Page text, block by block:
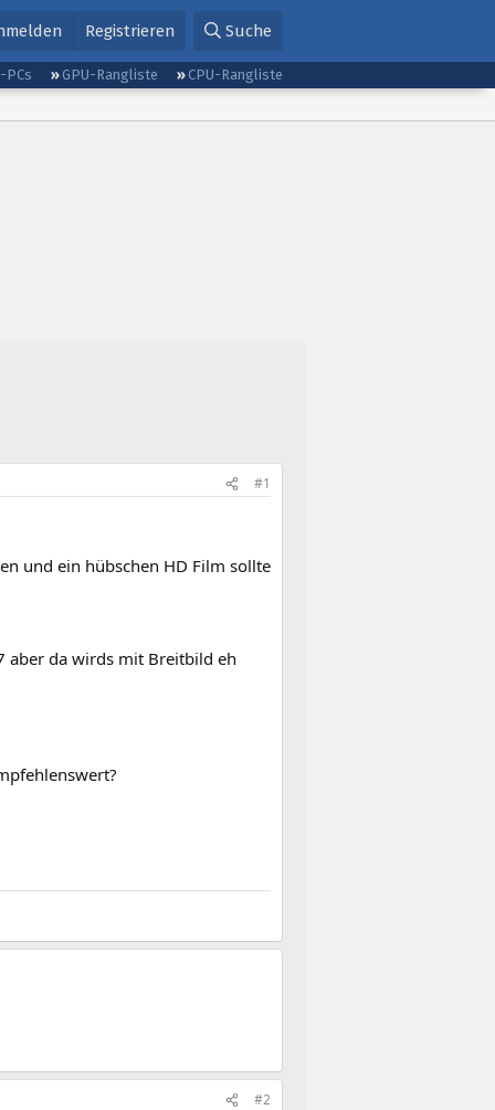
Registrieren Suche
PCs GPU-Rangliste
CPU-Rangliste
#1
und ein hübschen HD Film sollte
aber da wirds mit Breitbild eh
#2